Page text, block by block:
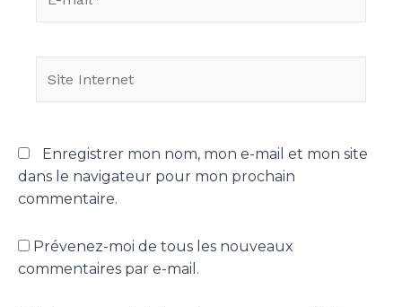
Enregistrer mon nom, mon e-mail et mon site
dans le navigateur pour mon prochain
commentaire.
Prévenez-moi de tous les nouveaux
commentaires par e-mail.